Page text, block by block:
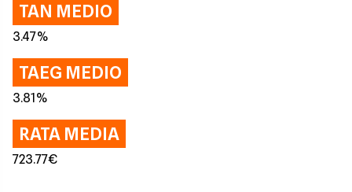
TAN MEDIO
3.47%
TAEG MEDIO
3.81%
RATA MEDIA
723.77€